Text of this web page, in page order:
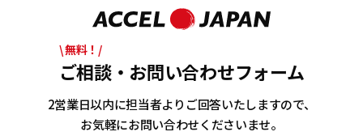
\ 無料！/
ご相談・お問い合わせフォーム
2営業日以内に担当者よりご回答いたしますので、
お気軽にお問い合わせくださいませ。